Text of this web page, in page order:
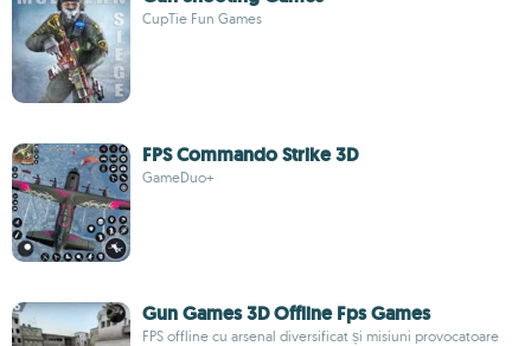
CupTie Fun Games
FPS Commando Strike 3D
GameDuo+
Gun Games 3D Offline Fps Games
FPS offline cu arsenal diversificat și misiuni provocatoare